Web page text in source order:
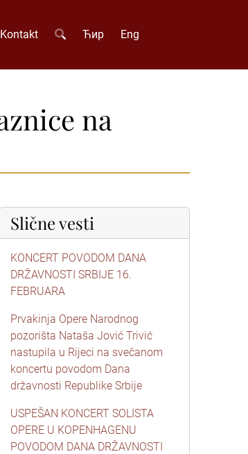
Kontakt Ћир Eng
na
Slične vesti
KONCERT POVODOM DANA
DRŽAVNOSTI SRBIJE 16.
FEBRUARA
Prvakinja Opere Narodnog
pozorišta Nataša Jović Trivić
nastupila u Rijeci na svečanom
koncertu povodom Dana
državnosti Republike Srbije
USPEŠAN KONCERT SOLISTA
OPERE U KOPENHAGENU
POVODOM DANA DRŽAVNOSTI